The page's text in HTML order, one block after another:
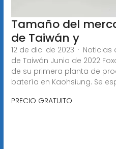
Tamaño del
de Taiwán y
12 de dic. de 2023 ·
de Taiwán Junio de 2022
de su primera planta de
batería en Kaohsiung. Se
PRECIO GRATUITO